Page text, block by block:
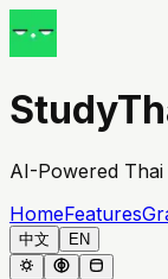
AI-Powered
HomeFeatures
中文 EN